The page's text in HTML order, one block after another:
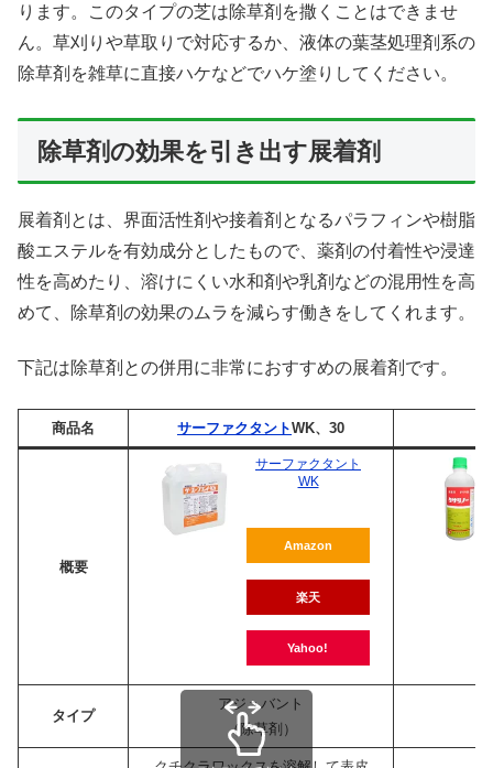
ります。このタイプの芝は除草剤を撒くことはできませ
ん。草刈りや草取りで対応するか、液体の葉茎処理剤系の
除草剤を雑草に直接ハケなどでハケ塗りしてください。
除草剤の効果を引き出す展着剤
展着剤とは、界面活性剤や接着剤となるパラフィンや樹脂
酸エステルを有効成分としたもので、薬剤の付着性や浸達
性を高めたり、溶けにくい水和剤や乳剤などの混用性を高
めて、除草剤の効果のムラを減らす働きをしてくれます。
下記は除草剤との併用に非常におすすめの展着剤です。
商品名 サーファクタントWK、30
概要
サーファクタント
WK
Amazon
楽天
Yahoo!
タイプ
アジュバント
（除草剤）